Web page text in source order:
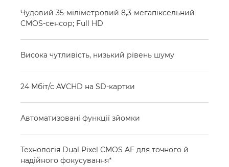
Чудовий 35-міліметровий 8,3-мегапіксельний
CMOS-сенсор; Full HD
Висока чутливість, низький рівень шуму
24 Мбіт/с AVCHD на SD-картки
Автоматизовані функції зйомки
Технологія Dual Pixel CMOS AF для точного й
надійного фокусування*